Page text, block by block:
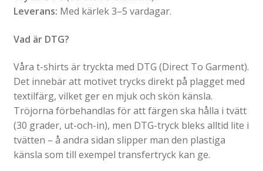
Leverans: Med kärlek 3–5 vardagar.
Vad är DTG?
Våra t-shirts är tryckta med DTG (Direct To Garment).
Det innebär att motivet trycks direkt på plagget med
textilfärg, vilket ger en mjuk och skön känsla.
Tröjorna förbehandlas för att färgen ska hålla i tvätt
(30 grader, ut-och-in), men DTG-tryck bleks alltid lite i
tvätten – å andra sidan slipper man den plastiga
känsla som till exempel transfertryck kan ge.